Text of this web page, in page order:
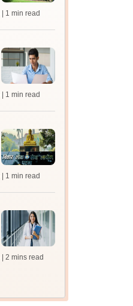
| 1 min read
| 1 min read
| 1 min read
| 2 mins read